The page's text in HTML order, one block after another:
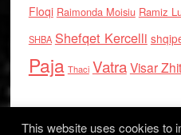
Floqi Raimonda Moisiu Ramiz
SHBA Shefqet Kercelli
Paja Thaci VatraVisar
This website uses cookies to